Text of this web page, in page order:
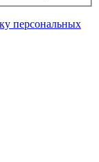
персональных